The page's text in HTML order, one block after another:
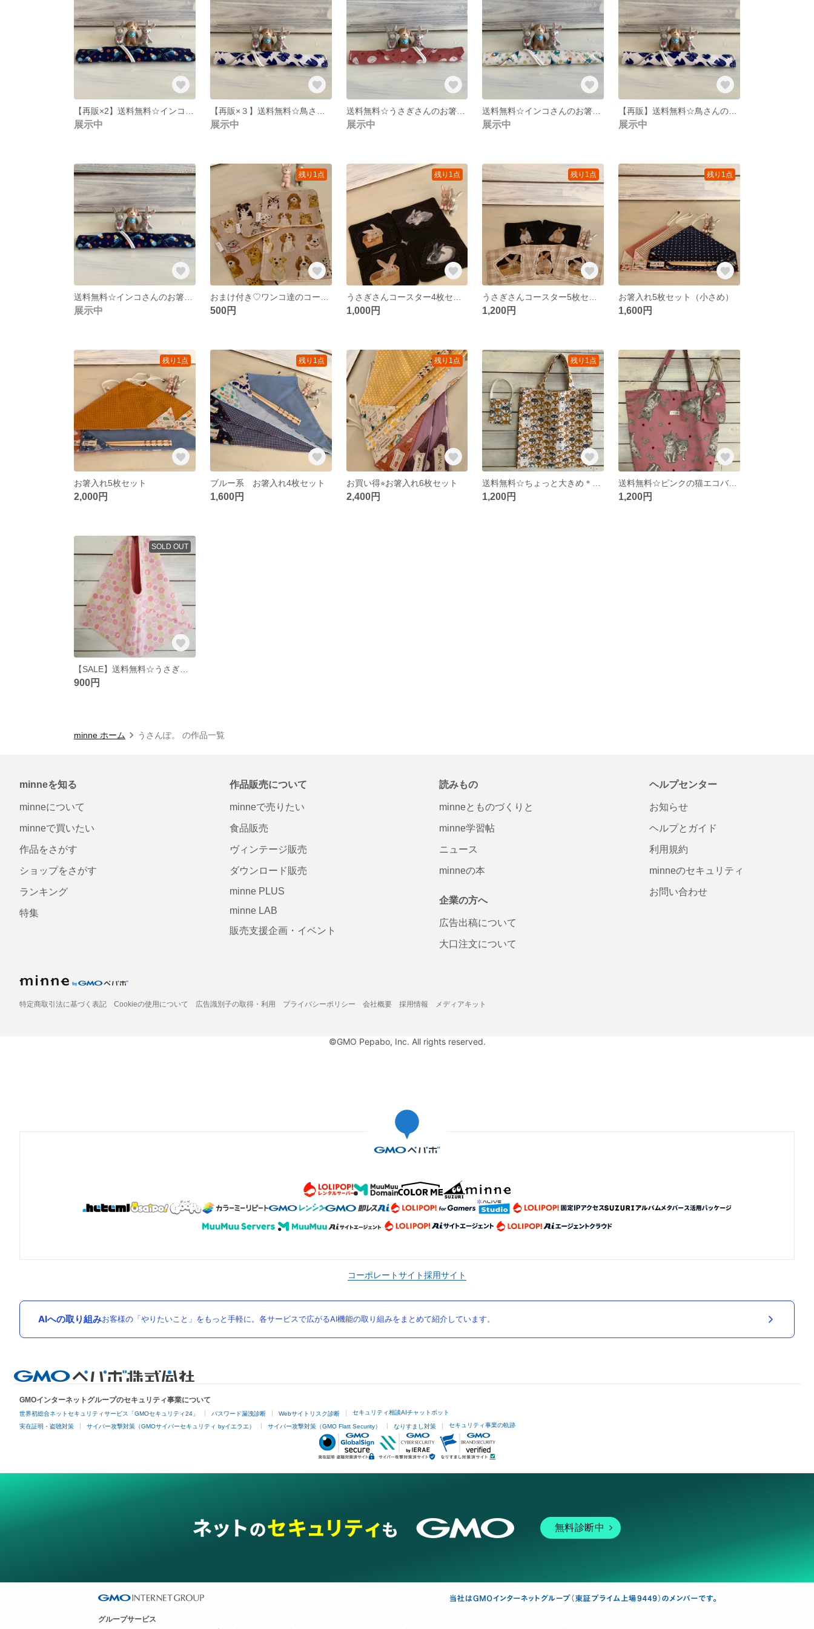
展示中 展示中
送料無料☆うさぎさんのお箸入れ☆ピンク
展示中 展示中 展示中
展示中
残り1点
500円
残り1点
1,000円
残り1点
1,200円
残り1点
お箸入れ5枚セット（小さめ）
1,600円
残り1点
お箸入れ5枚セット
2,000円
残り1点
ブルー系 お箸入れ4枚セット
1,600円
残り1点
お買い得⭐︎お箸入れ6枚セット
2,400円
残り1点
1,200円
送料無料☆ピンクの猫エコバッグ☆コットンミニ巾着付き♪
1,200円
SOLD OUT
900円
minne ホーム うさんぽ。 の作品一覧
minneを知る
minneについて
minneで買いたい
作品をさがす
ショップをさがす
ランキング
特集
作品販売について
minneで売りたい
食品販売
ヴィンテージ販売
ダウンロード販売
minne PLUS
minne LAB
販売支援企画・イベント
読みもの
minneとものづくりと
minne学習帖
ニュース
minneの本
企業の方へ
広告出稿について
大口注文について
ヘルプセンター
お知らせ
ヘルプとガイド
利用規約
minneのセキュリティ
お問い合わせ
特定商取引法に基づく表記 Cookieの使用について 広告識別子の取得・利用 プライバシーポリシー 会社概要 採用情報 メディアキット
©GMO Pepabo, Inc. All rights reserved.
コーポレートサイト採用サイト
AIへの取り組みお客様の「やりたいこと」をもっと手軽に。各サービスで広がるAI機能の取り組みをまとめて紹介しています。
GMOインターネットグループのセキュリティ事業について
世界初総合ネットセキュリティサービス「GMOセキュリティ24」 パスワード漏洩診断 Webサイトリスク診断 セキュリティ相談AIチャットボット
実在証明・盗聴対策 サイバー攻撃対策（GMOサイバーセキュリティ byイエラエ） サイバー攻撃対策（GMO Flatt Security） なりすまし対策 セキュリティ事業の軌跡
無料診断中
グループサービス